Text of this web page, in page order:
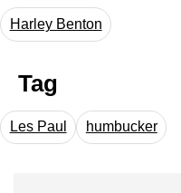
Harley Benton
Tag
Les Paul humbucker